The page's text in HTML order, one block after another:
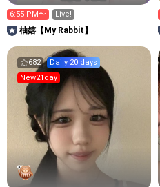
6:55 PM〜 Live!
柚嬉【My Rabbit】
682
Daily 20 days
New21day